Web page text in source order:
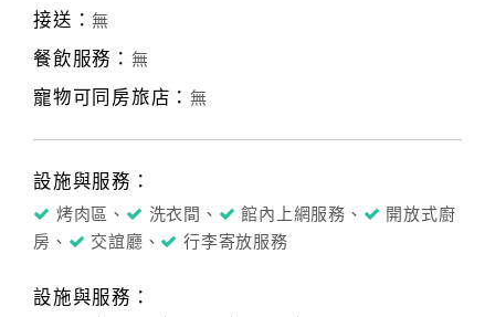
接送：無
餐飲服務： 無
寵物可同房旅店： 無
設施與服務：
烤肉區、 洗衣間、 館內上網服務、
開放式廚
房、
交誼廳、 行李寄放服務
設施與服務：